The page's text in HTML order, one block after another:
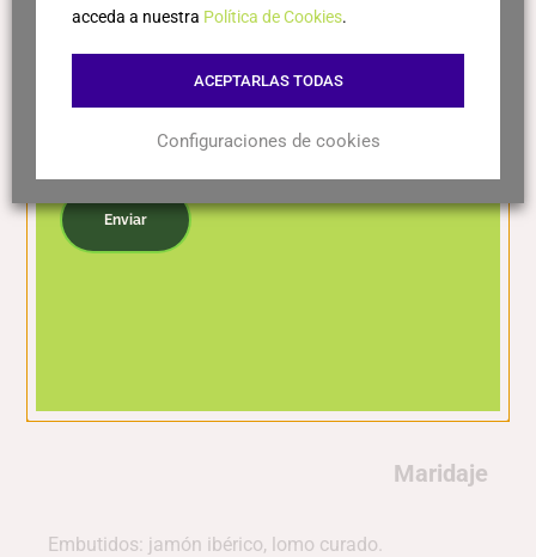
100% Merlot: aporta fruta negra madura, textura
Elaboración
Maridaje
Embutidos: jamón ibérico, lomo curado.
acceda a nuestra Política de Cookies.
ACEPTARLAS TODAS
Configuraciones de cookies
Enviar